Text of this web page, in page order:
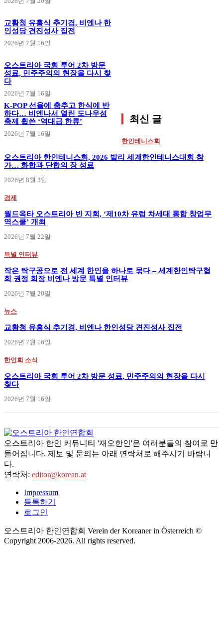
교황청 유흥식 추기경, 비엔나 한
인성당 견진성사 집전
2026년 7월 16일
오스트리아 국회 투어 2차 방문
성료, 민주주의의 현장을 다시 찾
다
2026년 7월 16일
K-POP 선율에 춤추고 한식에 반
하다… 비엔나서 열린 도나우섬
축제 휩쓴 ‘역대급 한류’
2026년 7월 16일
최신 글
한인테니스회
오스트리아 한인테니스회, 2026 발리 세계한인테니스대회 참
가… 화합과 단합의 장 성료
2026년 8월 3일
경제
월드옥타 오스트리아 빈 지회, ‘제10차 유럽 차세대 통합 창업무
역스쿨’ 개최
2026년 7월 22일
특별 인터뷰
작은 탁구공으로 전 세계 한인을 하나로 묶다 – 세계한인탁구협
회 권정 회장 비엔나 방문 특별 인터뷰
2026년 7월 20일
뉴스
교황청 유흥식 추기경, 비엔나 한인성당 견진성사 집전
2026년 7월 16일
한인회 소식
오스트리아 국회 투어 2차 방문 성료, 민주주의의 현장을 다시
찾다
2026년 7월 16일
오스트리아 한인 커뮤니티 '재오한인'은 여러분들의 참여로 만
들어집니다. 제보 및 문의는 아래 연락처로 해주시기 바랍니
다.
연락처: editor@korean.at
Impressum
등록하기
로그인
오스트리아 한인연합회 Verein der Koreaner in Österreich ©
Copyright 2006-2026. All rights reserved.